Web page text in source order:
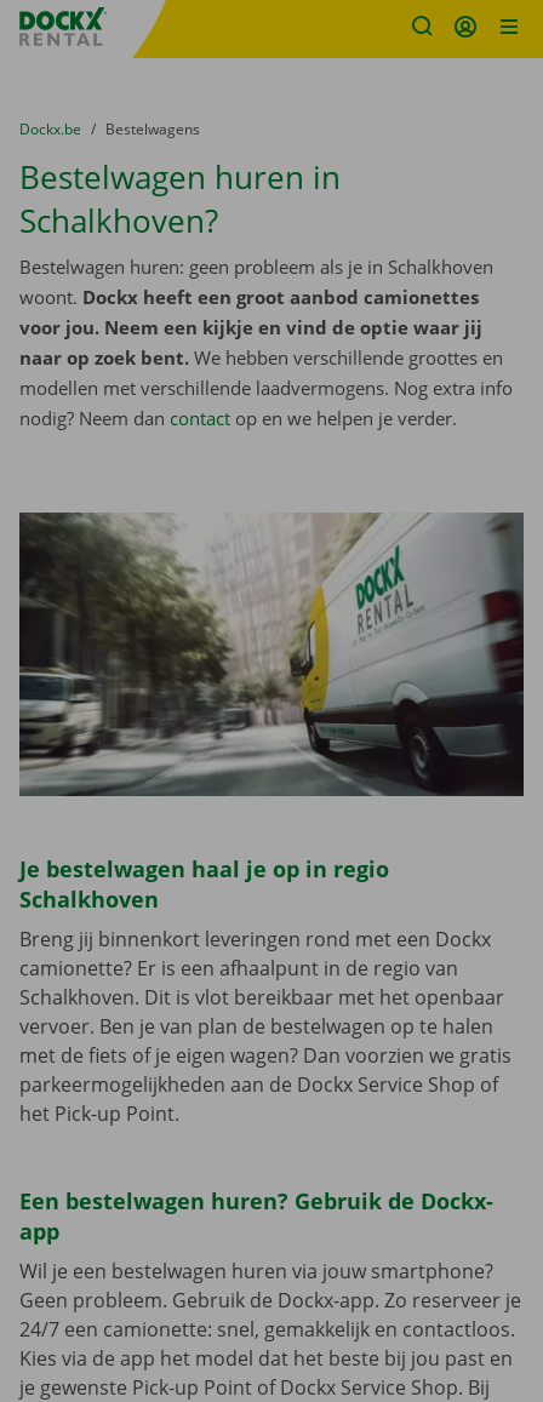
Fratello DEMO
U bevindt zich hier:
van
Dockx.be naar
Bestelwagens
Bestelwagen huren in
Schalkhoven?
Bestelwagen huren: geen probleem als je in Schalkhoven
woont. Dockx heeft een groot aanbod camionettes
voor jou. Neem een kijkje en vind de optie waar jij
naar op zoek bent. We hebben verschillende groottes en
modellen met verschillende laadvermogens. Nog extra info
nodig? Neem dan contact op en we helpen je verder.
Je bestelwagen haal je op in regio
Schalkhoven
Breng jij binnenkort leveringen rond met een Dockx
camionette? Er is een afhaalpunt in de regio van
Schalkhoven. Dit is vlot bereikbaar met het openbaar
vervoer. Ben je van plan de bestelwagen op te halen
met de fiets of je eigen wagen? Dan voorzien we gratis
parkeermogelijkheden aan de Dockx Service Shop of
het Pick-up Point.
Een bestelwagen huren? Gebruik de Dockx-
app
Wil je een bestelwagen huren via jouw smartphone?
Geen probleem. Gebruik de Dockx-app. Zo reserveer je
24/7 een camionette: snel, gemakkelijk en contactloos.
Kies via de app het model dat het beste bij jou past en
je gewenste Pick-up Point of Dockx Service Shop. Bij